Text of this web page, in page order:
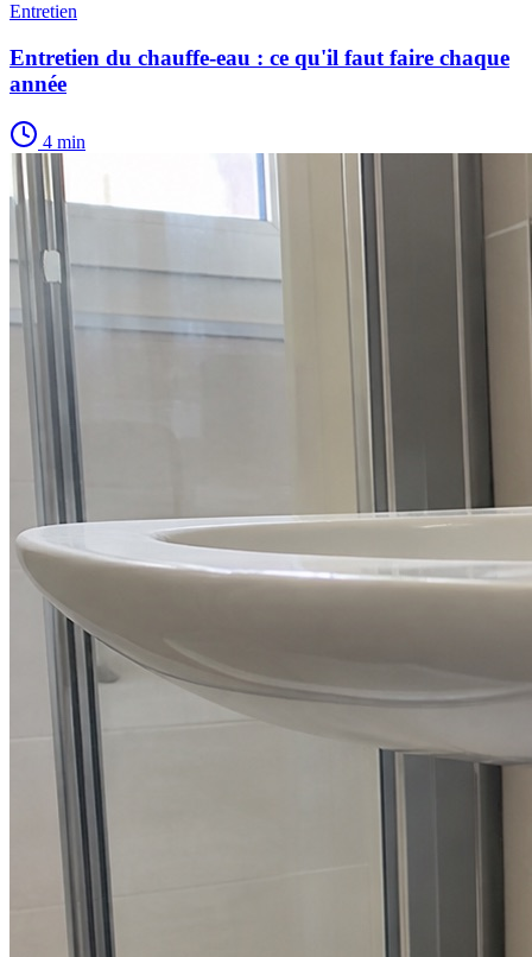
Entretien
Entretien du chauffe-eau : ce qu'il faut faire chaque
année
4 min